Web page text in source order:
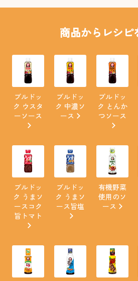
商品からレシピ
ブルドッ
ク ウスタ
ーソース
ブルドッ
ク 中濃ソ
ース
ブルドッ
ク とんか
つソース
ブルドッ
ク うまソ
ースコク
旨トマト
ブルドッ
ク うまソ
ース旨塩
有機野菜
使用のソ
ース